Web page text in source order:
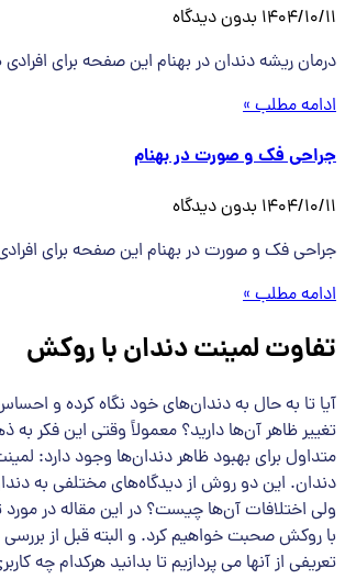
1404/10/11 بدون دیدگاه
درمان ریشه دندان در بهنام این صفحه برای
ادامه مطلب »
جراحی فک و صورت در بهنام
1404/10/11 بدون دیدگاه
جراحی فک و صورت در بهنام این صفحه برای
ادامه مطلب »
تفاوت لمینت دندان با روکش
آیا تا به حال به دندان‌های خود نگاه کرده و
تغییر ظاهر آن‌ها دارید؟ معمولاً وقتی این فکر به
متداول برای بهبود ظاهر دندان‌ها وجود دارد:
دندان. این دو روش از دیدگاه‌های مختلفی به
ولی اختلافات آن‌ها چیست؟ در این مقاله در
با روکش صحبت خواهیم کرد. و البته قبل از بررسی
تعریفی از آنها می پردازیم تا بدانید هرکدام چه